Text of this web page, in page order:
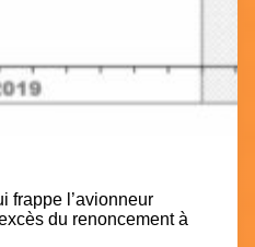
frappe l’avionneur
du renoncement à